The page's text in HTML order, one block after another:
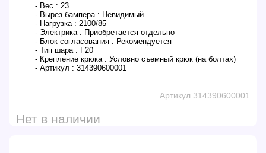
- Вес : 23
- Вырез бампера : Невидимый
- Нагрузка : 2100/85
- Электрика : Приобретается отдельно
- Блок согласования : Рекомендуется
- Тип шара : F20
- Крепление крюка : Условно съемный крюк (на болтах)
- Артикул : 314390600001
Артикул 314390600001
Нет в наличии